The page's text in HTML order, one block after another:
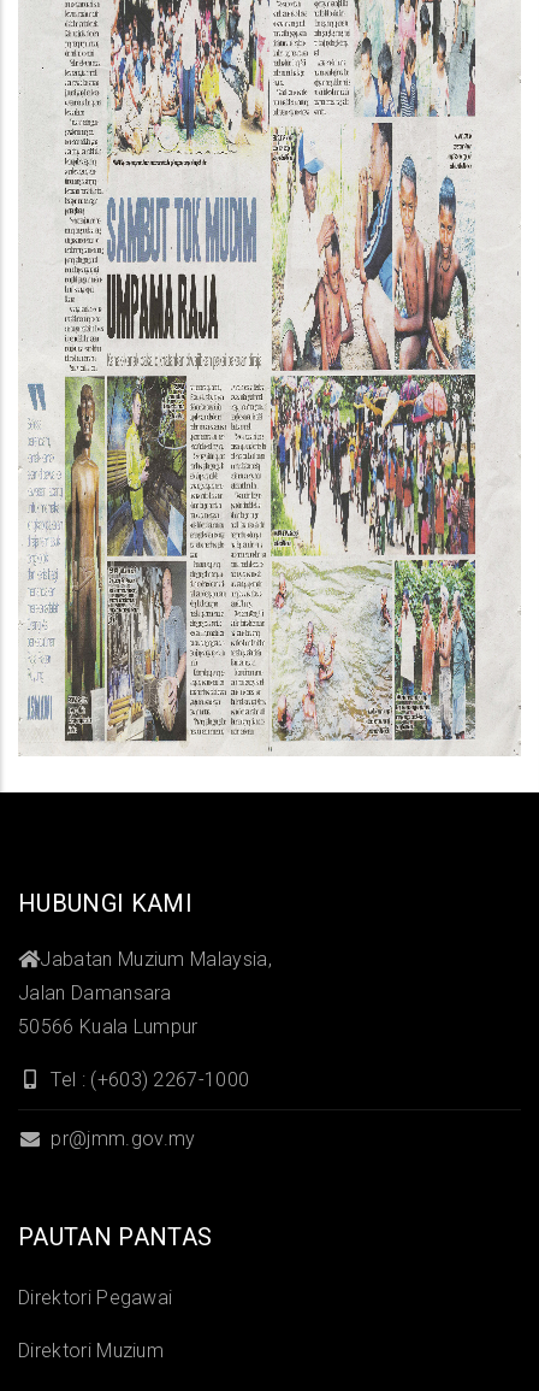
HUBUNGI KAMI
Jabatan Muzium Malaysia,
Jalan Damansara
50566 Kuala Lumpur
Tel : (+603) 2267-1000
pr@jmm.gov.my
PAUTAN PANTAS
Direktori Pegawai
Direktori Muzium